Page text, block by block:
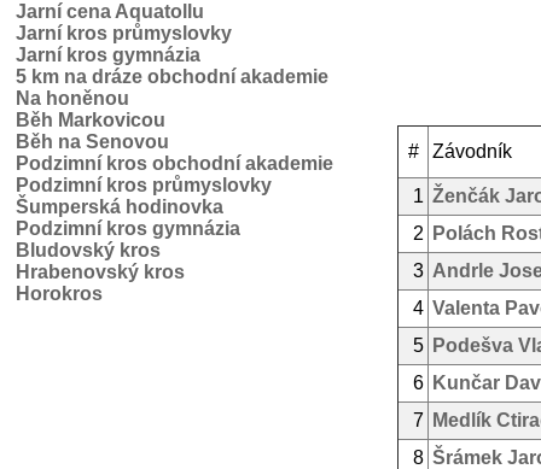
Jarní cena Aquatollu
Jarní kros průmyslovky
Jarní kros gymnázia
5 km na dráze obchodní akademie
Na honěnou
Běh Markovicou
Běh na Senovou
Podzimní kros obchodní akademie
Podzimní kros průmyslovky
Šumperská hodinovka
Podzimní kros gymnázia
Bludovský kros
Hrabenovský kros
Horokros
# Závodník
1 Ženčák
2
Polách
3 Andrle
4 Valenta
5 Podešva
6 Kunčar
7
Medlík
8 Šrámek